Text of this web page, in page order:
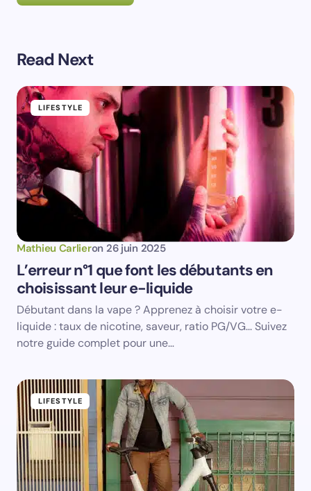
Votre adresse e-mail ne sera pas publiée. Les
champs obligatoires sont indiqués avec*
Your Comment *
Email *
Save my name and email in this browser for the
next time I comment.
e-mail.
Prévenez-moi de tous les nouveaux articles par e-
mail.
Submit Comment
Read Next
LIFESTYLE
Mathieu Carlieron 26 juin 2025
L’erreur n°1 que font les débutants en
choisissant leur e-liquide
Débutant dans la vape ? Apprenez à choisir votre e-
liquide : taux de nicotine, saveur, ratio PG/VG... Suivez
notre guide complet pour une…
LIFESTYLE